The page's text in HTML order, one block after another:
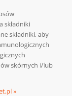
składniki
składniki, aby
skórnych i/lub
»